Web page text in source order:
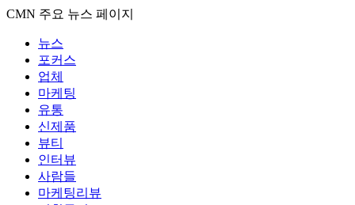
CMN 주요 뉴스 페이지
뉴스
포커스
업체
마케팅
유통
신제품
뷰티
인터뷰
사람들
마케팅리뷰